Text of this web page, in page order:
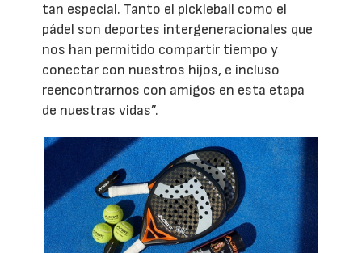
tan especial. Tanto el pickleball como el
pádel son deportes intergeneracionales que
nos han permitido compartir tiempo y
conectar con nuestros hijos, e incluso
reencontrarnos con amigos en esta etapa
de nuestras vidas”.